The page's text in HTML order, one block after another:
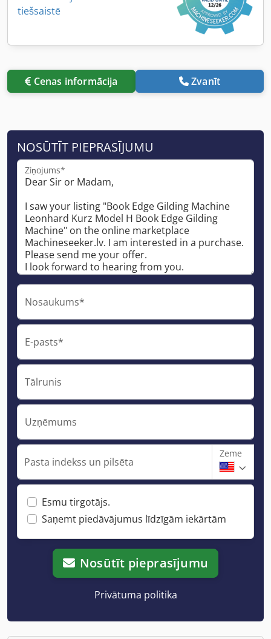
tiešsaistē
Cenas informācija Zvanīt
NOSŪTĪT PIEPRASĪJUMU
Ziņojums*
Nosaukums*
E-pasts*
Tālrunis
Uzņēmums
Pasta indekss un pilsēta
Zeme
Esmu tirgotājs.
Saņemt piedāvājumus līdzīgām iekārtām
Nosūtīt pieprasījumu
Privātuma politika